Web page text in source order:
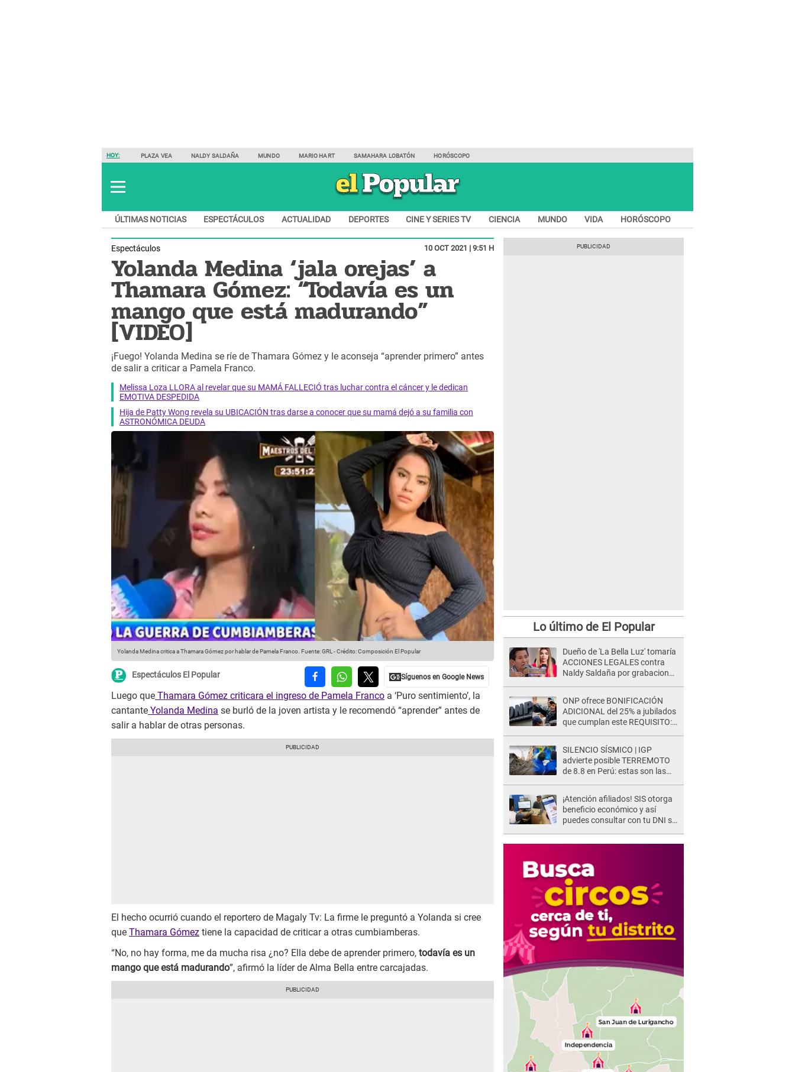
HOY: PLAZA VEA NALDY SALDAÑA MUNDO MARIO HART SAMAHARA LOBATÓN HORÓSCOPO
ÚLTIMAS NOTICIAS ESPECTÁCULOS ACTUALIDAD DEPORTES CINE Y SERIES TV CIENCIA MUNDO VIDA HORÓSCOPO
Espectáculos 10 OCT 2021 | 9:51 H
Yolanda Medina ‘jala orejas’ a
Thamara Gómez: “Todavía es un
mango que está madurando”
[VIDEO]
¡Fuego! Yolanda Medina se ríe de Thamara Gómez y le aconseja “aprender primero” antes
de salir a criticar a Pamela Franco.
Melissa Loza LLORA al revelar que su MAMÁ FALLECIÓ tras luchar contra el cáncer y le dedican
EMOTIVA DESPEDIDA
Hija de Patty Wong revela su UBICACIÓN tras darse a conocer que su mamá dejó a su familia con
ASTRONÓMICA DEUDA
Yolanda Medina critica a Thamara Gómez por hablar de Pamela Franco. Fuente: GRL-Crédito: Composición El Popular
Espectáculos El Popular
Luego que Thamara Gómez criticara el ingreso de Pamela Franco a ‘Puro sentimiento’, la
cantante Yolanda Medina se burló de la joven artista y le recomendó “aprender” antes de
salir a hablar de otras personas.
El hecho ocurrió cuando el reportero de Magaly Tv: La firme le preguntó a Yolanda si cree
que Thamara Gómez tiene la capacidad de criticar a otras cumbiamberas.
“No, no hay forma, me da mucha risa ¿no? Ella debe de aprender primero, todavía es un
mango que está madurando”, afirmó la líder de Alma Bella entre carcajadas.
Lo último de El Popular
Dueño de 'La Bella Luz' tomaría
ACCIONES LEGALES contra
Naldy Saldaña por grabaciones
ONP ofrece BONIFICACIÓN
ADICIONAL del 25% a jubilados
que cumplan este REQUISITO:
SILENCIO SÍSMICO | IGP
advierte posible TERREMOTO
de 8.8 en Perú: estas son las
¡Atención afiliados! SIS otorga
beneficio económico y así
puedes consultar con tu DNI si